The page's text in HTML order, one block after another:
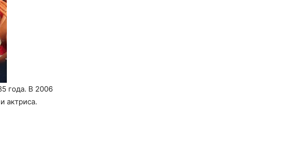
года. В 2006
актриса.